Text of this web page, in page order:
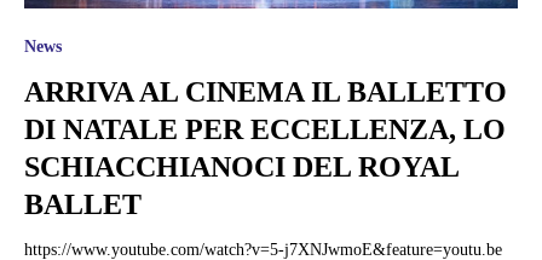
News
ARRIVA AL CINEMA IL BALLETTO
DI NATALE PER ECCELLENZA, LO
SCHIACCHIANOCI DEL ROYAL
BALLET
https://www.youtube.com/watch?v=5-j7XNJwmoE&feature=youtu.be